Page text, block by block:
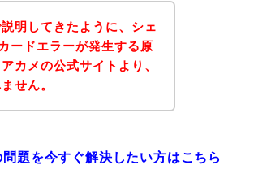
明してきたように、シェ
ードエラーが発生する原
カメの公式サイトより、
せん。
題を今すぐ解決したい方はこちら